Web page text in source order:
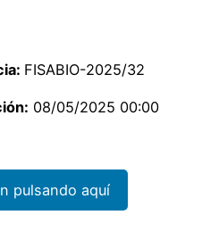
FISABIO-2025/32
08/05/2025 00:00
pulsando aquí